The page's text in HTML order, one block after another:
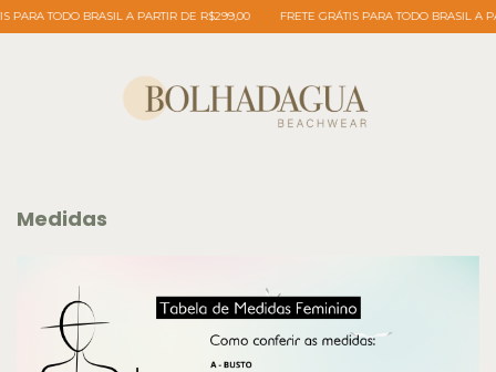
PARA TODO BRASIL A PARTIR DE R$299,00 FRETE GRÁTIS PARA TODO BRASIL A
Medidas